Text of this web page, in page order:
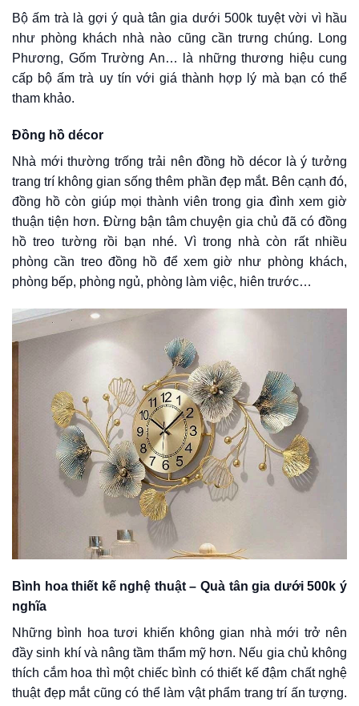
Bộ ấm trà là gợi ý quà tân gia dưới 500k tuyệt vời vì hầu
như phòng khách nhà nào cũng cần trưng chúng. Long
Phương, Gốm Trường An… là những thương hiệu cung
cấp bộ ấm trà uy tín với giá thành hợp lý mà bạn có thể
tham khảo.
Đồng hồ décor
Nhà mới thường trống trải nên đồng hồ décor là ý tưởng
trang trí không gian sống thêm phần đẹp mắt. Bên cạnh đó,
đồng hồ còn giúp mọi thành viên trong gia đình xem giờ
thuận tiện hơn. Đừng bận tâm chuyện gia chủ đã có đồng
hồ treo tường rồi bạn nhé. Vì trong nhà còn rất nhiều
phòng cần treo đồng hồ để xem giờ như phòng khách,
phòng bếp, phòng ngủ, phòng làm việc, hiên trước…
Bình hoa thiết kế nghệ thuật – Quà tân gia dưới 500k ý
nghĩa
Những bình hoa tươi khiến không gian nhà mới trở nên
đầy sinh khí và nâng tầm thẩm mỹ hơn. Nếu gia chủ không
thích cắm hoa thì một chiếc bình có thiết kế đậm chất nghệ
thuật đẹp mắt cũng có thể làm vật phẩm trang trí ấn tượng.